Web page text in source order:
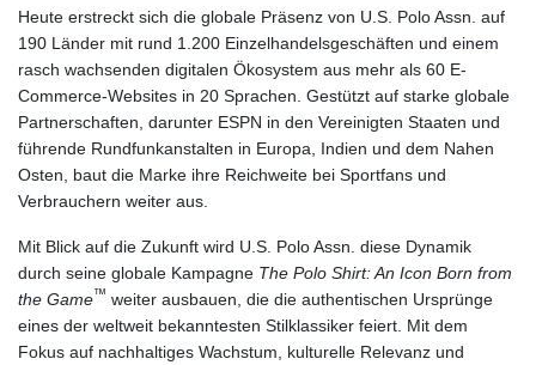
Heute erstreckt sich die globale Präsenz von U.S. Polo Assn. auf
190 Länder mit rund 1.200 Einzelhandelsgeschäften und einem
rasch wachsenden digitalen Ökosystem aus mehr als 60 E-
Commerce-Websites in 20 Sprachen. Gestützt auf starke globale
Partnerschaften, darunter ESPN in den Vereinigten Staaten und
führende Rundfunkanstalten in Europa, Indien und dem Nahen
Osten, baut die Marke ihre Reichweite bei Sportfans und
Verbrauchern weiter aus.
Mit Blick auf die Zukunft wird U.S. Polo Assn. diese Dynamik
durch seine globale Kampagne The Polo Shirt: An Icon Born from
the Game™ weiter ausbauen, die die authentischen Ursprünge
eines der weltweit bekanntesten Stilklassiker feiert. Mit dem
Fokus auf nachhaltiges Wachstum, kulturelle Relevanz und